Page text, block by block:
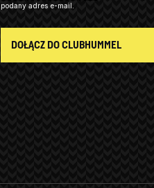
podany adres e-mail.
DOŁĄCZ DO CLUBHUMMEL